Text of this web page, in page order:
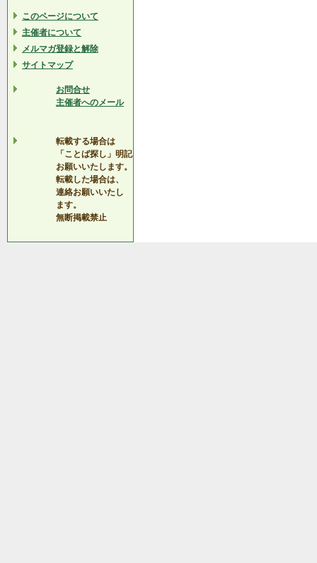
このページについて
主催者について
メルマガ登録と解除
サイトマップ
お問合せ
主催者へのメール
転載する場合は
「ことば探し」明記
お願いいたします。
転載した場合は、
連絡お願いいたし
ます。
無断掲載禁止